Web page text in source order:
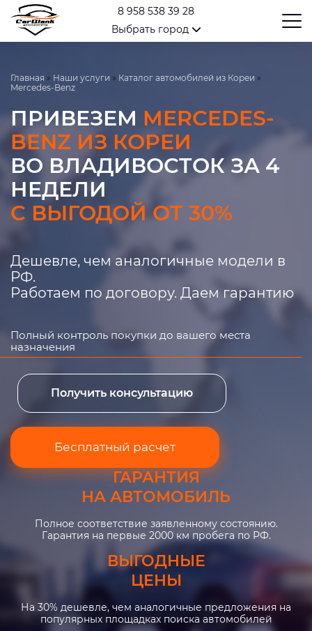
8 958 538 39 28
Выбрать город
Главная » Наши услуги » Каталог автомобилей из Кореи »
Mercedes-Benz
ПРИВЕЗЕМ MERCEDES-
BENZ ИЗ КОРЕИ
ВО ВЛАДИВОСТОК ЗА 4
НЕДЕЛИ
С ВЫГОДОЙ ОТ 30%
Дешевле, чем аналогичные модели в
РФ.
Работаем по договору. Даем гарантию
Полный контроль покупки до вашего места
назначения
Получить консультацию
Бесплатный расчет
ГАРАНТИЯ
НА АВТОМОБИЛЬ
Полное соответствие заявленному состоянию.
Гарантия на первые 2000 км пробега по РФ.
ВЫГОДНЫЕ
ЦЕНЫ
На 30% дешевле, чем аналогичные предложения на
популярных площадках поиска автомобилей